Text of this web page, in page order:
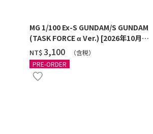
送]
MG 1/100 Ex-S GUNDAM/S GUNDAM
(TASK FORCE α Ver.) [2026年10月發
送]
NT$‌3,100
（含税）
PRE-ORDER